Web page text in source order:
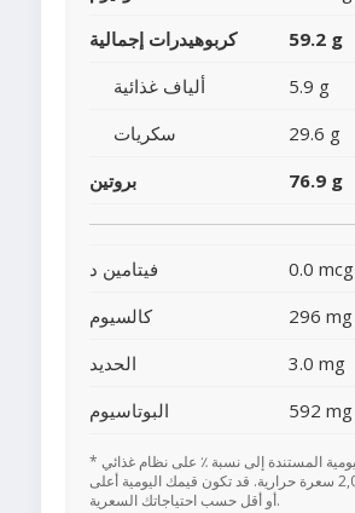
كربوهيدرات إجمالية
59.2 g
ألياف غذائية
5.9 g
سكريات
29.6 g
بروتين
76.9 g
فيتامين د 0.0 mcg
كالسيوم
296 mg
الحديد
3.0 mg
البوتاسيوم
592 mg
* تعتمد القيم اليومية المستندة إلى نسبة ٪ على نظام غذائي
يحتوي على 2,000 سعرة حرارية. قد تكون قيمك اليومية أعلى
أو أقل حسب احتياجاتك السعرية.